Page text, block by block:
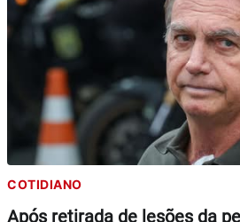
COTIDIANO
Após retirada de lesões da